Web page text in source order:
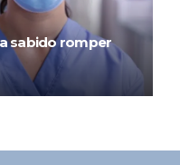
sabido romper